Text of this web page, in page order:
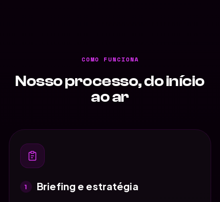
COMO FUNCIONA
Nosso processo, do início
ao ar
1 Briefing e estratégia